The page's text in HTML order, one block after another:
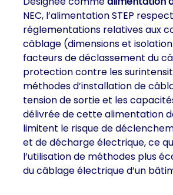
NEC, l’alimentation STEP
réglementations relatives aux
câblage (dimensions et
facteurs de déclassement du
protection contre les
méthodes d’installation de
tension de sortie et les
délivrée de cette alimentation
limitent le risque de
et de décharge électrique, ce
l’utilisation de méthodes plus
du câblage électrique d’un